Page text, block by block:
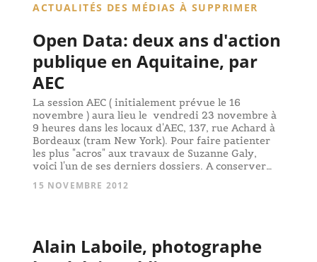
ACTUALITÉS DES MÉDIAS À SUPPRIMER
Open Data: deux ans d'action
publique en Aquitaine, par
AEC
La session AEC ( initialement prévue le 16
novembre ) aura lieu le vendredi 23 novembre à
9 heures dans les locaux d'AEC, 137, rue Achard à
Bordeaux (tram New York). Pour faire patienter
les plus "acros" aux travaux de Suzanne Galy,
voici l'un de ses derniers dossiers. A conserver…
15 NOVEMBRE 2012
Alain Laboile, photographe